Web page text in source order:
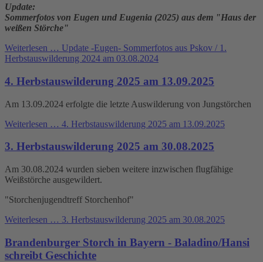
Update:
Sommerfotos von Eugen und Eugenia (2025) aus dem "Haus der
weißen Störche"
Weiterlesen … Update -Eugen- Sommerfotos aus Pskov / 1.
Herbstauswilderung 2024 am 03.08.2024
4. Herbstauswilderung 2025 am 13.09.2025
Am 13.09.2024 erfolgte die letzte Auswilderung von Jungstörchen
Weiterlesen … 4. Herbstauswilderung 2025 am 13.09.2025
3. Herbstauswilderung 2025 am 30.08.2025
Am 30.08.2024 wurden sieben weitere inzwischen flugfähige
Weißstörche ausgewildert.
"Storchenjugendtreff Storchenhof"
Weiterlesen … 3. Herbstauswilderung 2025 am 30.08.2025
Brandenburger Storch in Bayern - Baladino/Hansi
schreibt Geschichte